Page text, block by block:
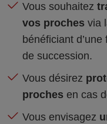
Vous souhaitez
vos proches via
bénéficiant
de succession.
Vous désirez
proches en cas
Vous envisagez